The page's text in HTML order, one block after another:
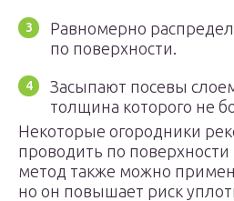
Равномерно
по поверхности.
Засыпают посевы
толщина которого не
Некоторые огородники
проводить по поверхности
метод также можно
но он повышает риск